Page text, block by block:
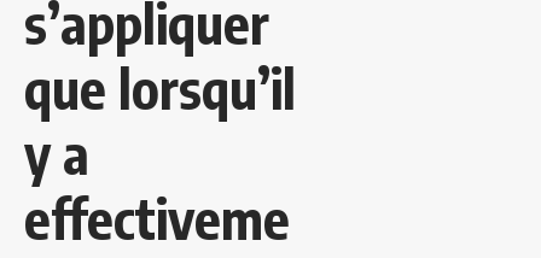
s’appliquer
que lorsqu’il
y a
effectiveme